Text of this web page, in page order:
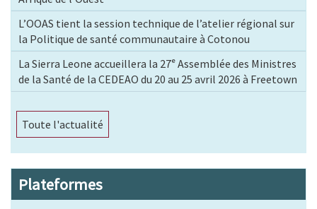
L’OOAS tient la session technique de l’atelier régional sur
la Politique de santé communautaire à Cotonou
La Sierra Leone accueillera la 27ᵉ Assemblée des Ministres
de la Santé de la CEDEAO du 20 au 25 avril 2026 à Freetown
Toute l'actualité
Plateformes